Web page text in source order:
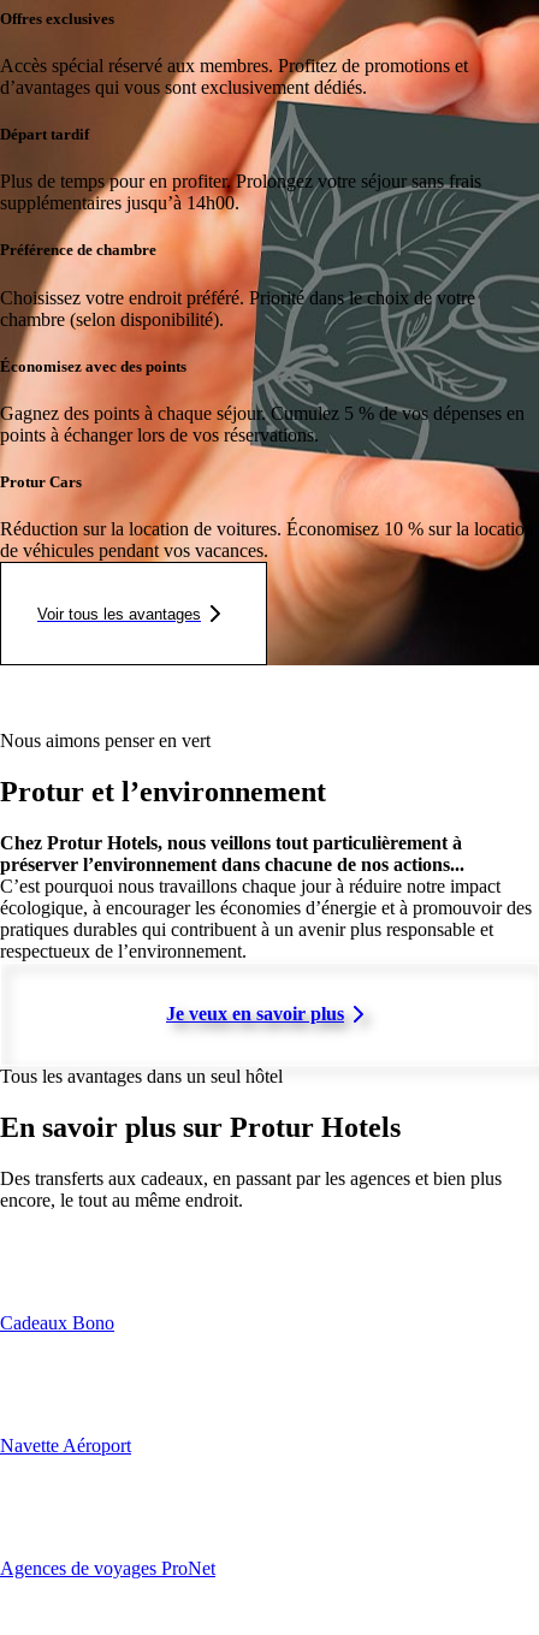
Offres exclusives
Accès spécial réservé aux membres. Profitez de promotions et
d’avantages qui vous sont exclusivement dédiés.
Départ tardif
Plus de temps pour en profiter. Prolongez votre séjour sans frais
supplémentaires jusqu’à 14h00.
Préférence de chambre
Choisissez votre endroit préféré. Priorité dans le choix de votre
chambre (selon disponibilité).
Économisez avec des points
Gagnez des points à chaque séjour. Cumulez 5 % de vos dépenses en
points à échanger lors de vos réservations.
Protur Cars
Réduction sur la location de voitures. Économisez 10 % sur la location
de véhicules pendant vos vacances.
Voir tous les avantages
Nous aimons penser en vert
Protur et l’environnement
Chez Protur Hotels, nous veillons tout particulièrement à
préserver l’environnement dans chacune de nos actions...
C’est pourquoi nous travaillons chaque jour à réduire notre impact
écologique, à encourager les économies d’énergie et à promouvoir des
pratiques durables qui contribuent à un avenir plus responsable et
respectueux de l’environnement.
Je veux en savoir plus
Tous les avantages dans un seul hôtel
En savoir plus sur Protur Hotels
Des transferts aux cadeaux, en passant par les agences et bien plus
encore, le tout au même endroit.
Cadeaux Bono
Navette Aéroport
Agences de voyages ProNet